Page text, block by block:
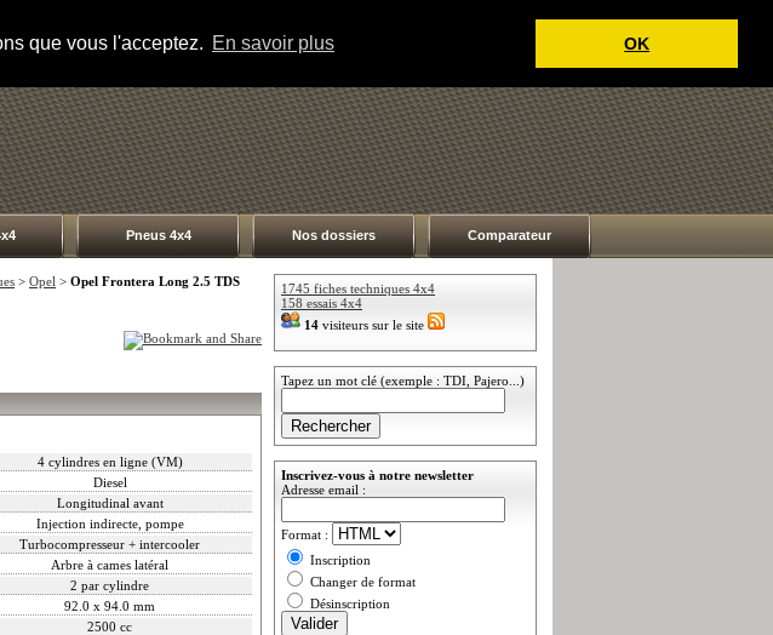
que vous l'acceptez. En savoir plus OK
Pneus 4x4 Nos dossiers Comparateur
> Opel > Opel Frontera Long 2.5 TDS
4 cylindres en ligne (VM)
Diesel
Longitudinal avant
Injection indirecte, pompe
Turbocompresseur + intercooler
Arbre à cames latéral
2 par cylindre
92.0 x 94.0 mm
2500 cc
1745 fiches techniques 4x4
158 essais 4x4
14 visiteurs sur le site
Tapez un mot clé (exemple : TDI, Pajero...)
Inscrivez-vous à notre newsletter
Adresse email :
Format :
Inscription
Changer de format
Désinscription